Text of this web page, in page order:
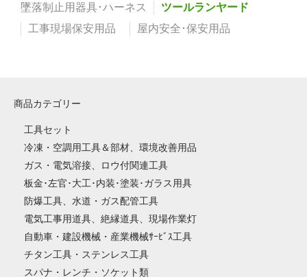
墜落制止用器具･ハーネス
ツールランヤード
工事現場保安用品
屋内安全･保安用品
商品カテゴリー
工具セット
冷凍・空調用工具＆部材、環境改善用品
ガス・電気溶接、ロウ付関連工具
板金･左官･大工･内装･塗装･ガラス用具
防爆工具、水道・ガス配管工具
電気工事用道具、絶縁道具、現場作業灯
自動車・建設機械・産業機械ｻｰﾋﾞｽ工具
チタン工具・ステンレス工具
スパナ・レンチ・ソケット類